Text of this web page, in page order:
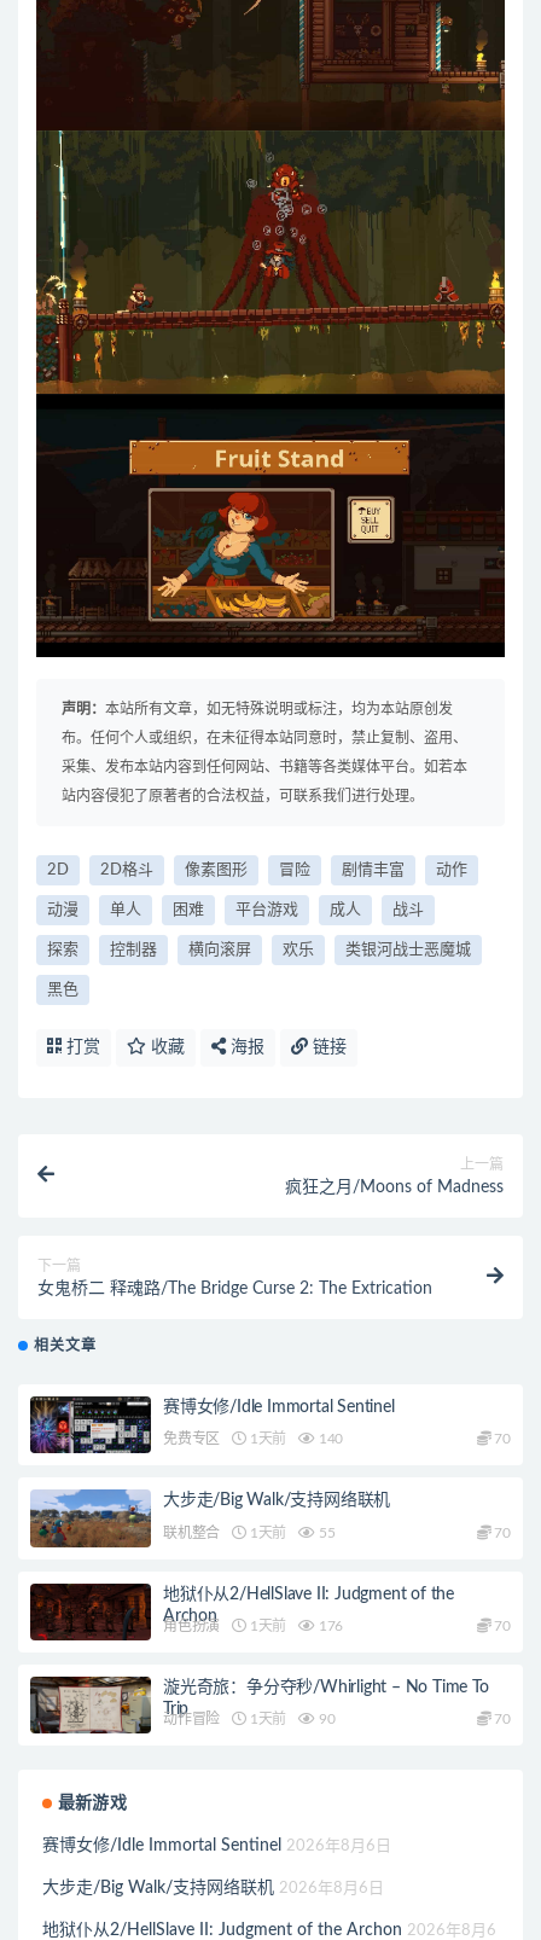
声明： 本站所有文章，如无特殊说明或标注，均为本站原创发
布。任何个人或组织，在未征得本站同意时，禁止复制、盗用、
采集、发布本站内容到任何网站、书籍等各类媒体平台。如若本
站内容侵犯了原著者的合法权益，可联系我们进行处理。
2D 2D格斗 像素图形 冒险 剧情丰富 动作
动漫 单人 困难 平台游戏 成人 战斗
探索 控制器 横向滚屏 欢乐 类银河战士恶魔城
黑色
打赏 收藏 海报 链接
上一篇
疯狂之月/Moons of Madness
下一篇
女鬼桥二 释魂路/The Bridge Curse 2: The Extrication
相关文章
赛博女修/Idle Immortal Sentinel
免费专区 1天前 140 70
大步走/Big Walk/支持网络联机
联机整合 1天前 55 70
地狱仆从2/HellSlave II: Judgment of the
Archon
角色扮演 1天前 176 70
漩光奇旅：争分夺秒/Whirlight – No Time To
Trip
动作冒险 1天前 90 70
最新游戏
赛博女修/Idle Immortal Sentinel 2026年8月6日
大步走/Big Walk/支持网络联机 2026年8月6日
地狱仆从2/HellSlave II: Judgment of the Archon 2026年8月6